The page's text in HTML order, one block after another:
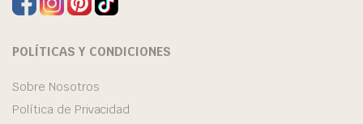
POLÍTICAS Y CONDICIONES
Sobre Nosotros
Política de Privacidad